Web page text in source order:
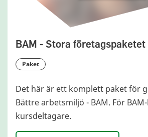
BAM - Stora företagspaketet
paket
Det här är ett komplett paket för
Bättre arbetsmiljö - BAM. För
kursdeltagare.